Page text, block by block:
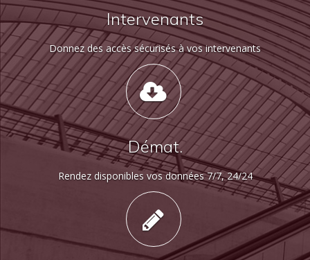
Intervenants
Donnez des accès sécurisés à vos intervenants
Démat.
Rendez disponibles vos données 7/7, 24/24